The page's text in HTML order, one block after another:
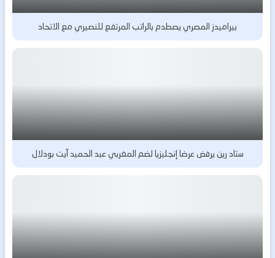
بيراميدز المصري يصطدم بالراتب المرتفع للنصيري مع الاتحاد
ستاد رين يرفض عرضا إنجليزيا لضم المغربي عبد الحميد آيت بودلال